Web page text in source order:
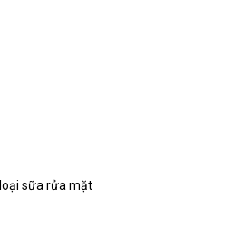
sữa rửa mặt